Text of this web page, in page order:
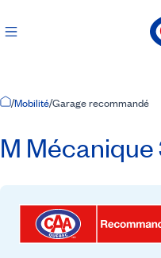
Accueil
/Mobilité/Garage recommandé
M